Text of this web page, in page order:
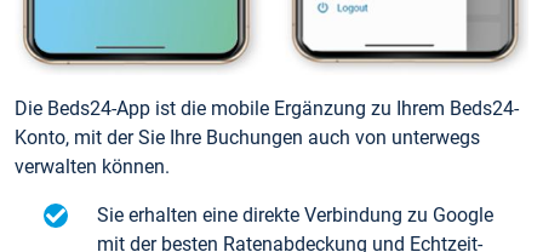
Die Beds24-App ist die mobile Ergänzung zu Ihrem Beds24-
Konto, mit der Sie Ihre Buchungen auch von unterwegs
verwalten können.
Sie erhalten eine direkte Verbindung zu Google
mit der besten Ratenabdeckung und Echtzeit-